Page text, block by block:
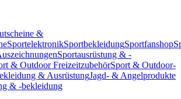
&
SportelektronikSportbekleidungSportfanshop
Sportausrüstung & -
& Outdoor FreizeitzubehörSport & Outdoor-
& AusrüstungJagd- & Angelprodukte
& -bekleidung